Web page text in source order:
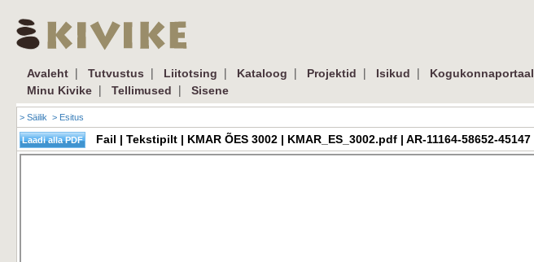
Avaleht | Tutvustus | Liitotsing | Kataloog | Projektid | Isikud |
Kogukonnaportaal
Minu Kivike | Tellimused | Sisene
> Säilik > Esitus
Fail | Tekstipilt | KMAR ÕES 3002 | KMAR_ES_3002.pdf | AR-11164-58652-45147